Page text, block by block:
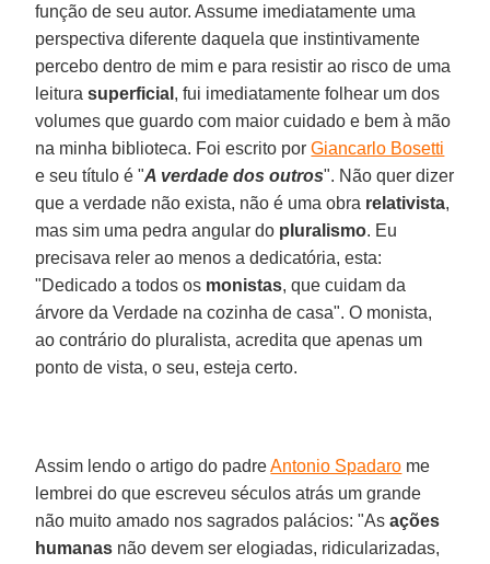
função de seu autor. Assume imediatamente uma
perspectiva diferente daquela que instintivamente
percebo dentro de mim e para resistir ao risco de uma
leiturasuperficial , fui imediatamente folhear um dos
volumes que guardo com maior cuidado e bem à mão
na minha biblioteca. Foi escrito porGiancarlo Bosetti
e seu título é "A verdade dos outros". Não quer dizer
que a verdade não exista, não é uma obra relativista,
mas sim uma pedra angular do pluralismo. Eu
precisava reler ao menos a dedicatória, esta:
"Dedicado a todos os monistas, que cuidam da
árvore da Verdade na cozinha de casa". O monista,
ao contrário do pluralista, acredita que apenas um
ponto de vista, o seu, esteja certo.
Assim lendo o artigo do padreAntonio Spadaro me
lembrei do que escreveu séculos atrás um grande
não muito amado nos sagrados palácios: "Asações
humanas não devem ser elogiadas, ridicularizadas,